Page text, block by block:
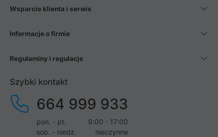
Wsparcie klienta i serwis
Informacje o firmie
Regulaminy i regulacje
Szybki kontakt
664 999 933
pon. - pt.
9:00 - 17:00
sob. - niedz.
nieczynne